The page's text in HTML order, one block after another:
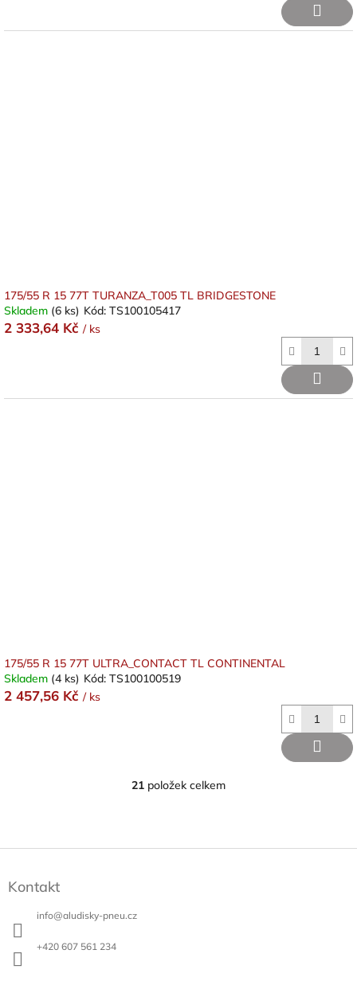
175/55 R 15 77T TURANZA_T005 TL BRIDGESTONE
Skladem (6 ks) Kód: TS100105417
2 333,64 Kč / ks
175/55 R 15 77T ULTRA_CONTACT TL CONTINENTAL
Skladem (4 ks) Kód: TS100100519
2 457,56 Kč / ks
O
d
21 položek celkem
Kontakt
info@aludisky-pneu.cz
+420 607 561 234